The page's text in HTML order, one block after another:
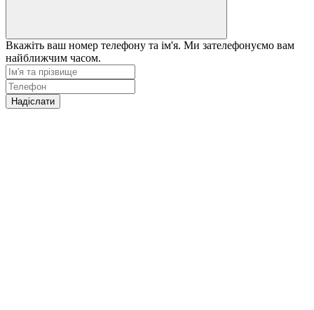
Вкажіть ваш номер телефону та ім'я. Ми зателефонуємо вам
найближчим часом.
Надіслати